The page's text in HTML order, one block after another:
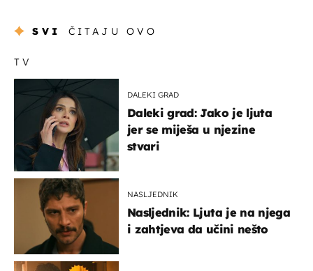
SVI ČITAJU OVO
TV
DALEKI GRAD
Daleki grad: Jako je ljuta
jer se miješa u njezine
stvari
NASLJEDNIK
Nasljednik: Ljuta je na njega
i zahtjeva da učini nešto